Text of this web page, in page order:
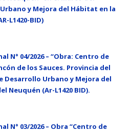
y Mejora del Hábitat en la
L1420-BID)
N° 04/2026 – “Obra: Centro de
de los Sauces. Provincia del
Desarrollo Urbano y Mejora del
Neuquén (Ar-L1420 BID).
N° 03/2026 – Obra “Centro de